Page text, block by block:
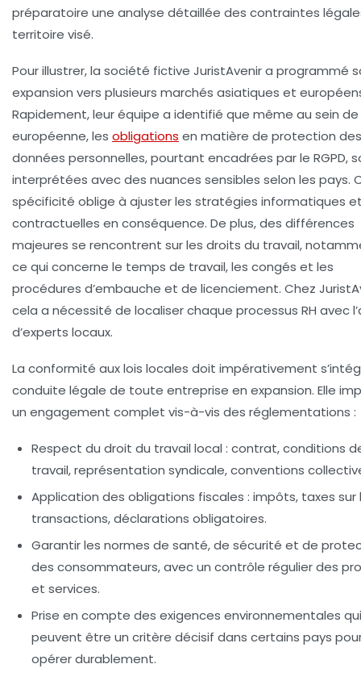
préparatoire une analyse détaillée des contraintes
territoire visé.
Pour illustrer, la société fictive JuristAvenir a programmé
expansion vers plusieurs marchés asiatiques et
Rapidement, leur équipe a identifié que même au sein de
européenne, les obligations en matière de protection des
données personnelles, pourtant encadrées par le RGPD,
interprétées avec des nuances sensibles selon les pays.
spécificité oblige à ajuster les stratégies informatiques
contractuelles en conséquence. De plus, des différences
majeures se rencontrent sur les droits du travail,
ce qui concerne le temps de travail, les congés et les
procédures d’embauche et de licenciement. Chez
cela a nécessité de localiser chaque processus RH avec
d’experts locaux.
La conformité aux lois locales doit impérativement
conduite légale de toute entreprise en expansion. Elle
un engagement complet vis-à-vis des réglementations :
Respect du droit du travail local : contrat, conditions
travail, représentation syndicale, conventions
Application des obligations fiscales : impôts, taxes sur
transactions, déclarations obligatoires.
Garantir les normes de santé, de sécurité et de
des consommateurs, avec un contrôle régulier des
et services.
Prise en compte des exigences environnementales qui
peuvent être un critère décisif dans certains pays
opérer durablement.